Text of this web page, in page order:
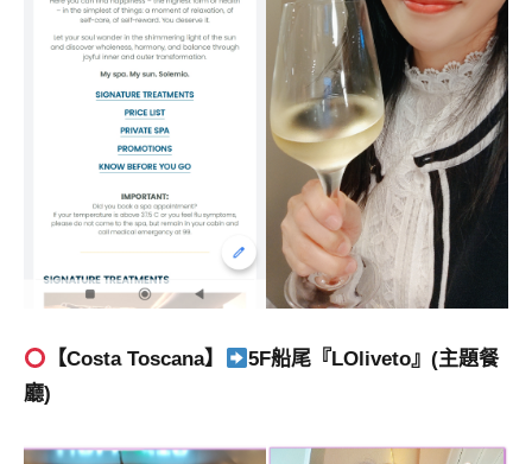
【Costa Toscana】
5F船尾『LOliveto』(主題餐
廳)